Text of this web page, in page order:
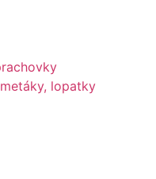
lopatky